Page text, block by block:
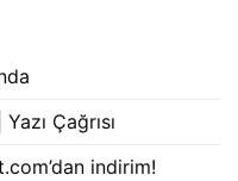
Çağrısı
indirim!